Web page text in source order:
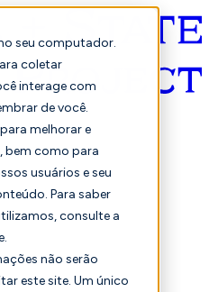
seu computador.
coletar
interage com
de você.
melhorar e
bem como para
usuários e seu
Para saber
consulte a
não serão
este site. Um único